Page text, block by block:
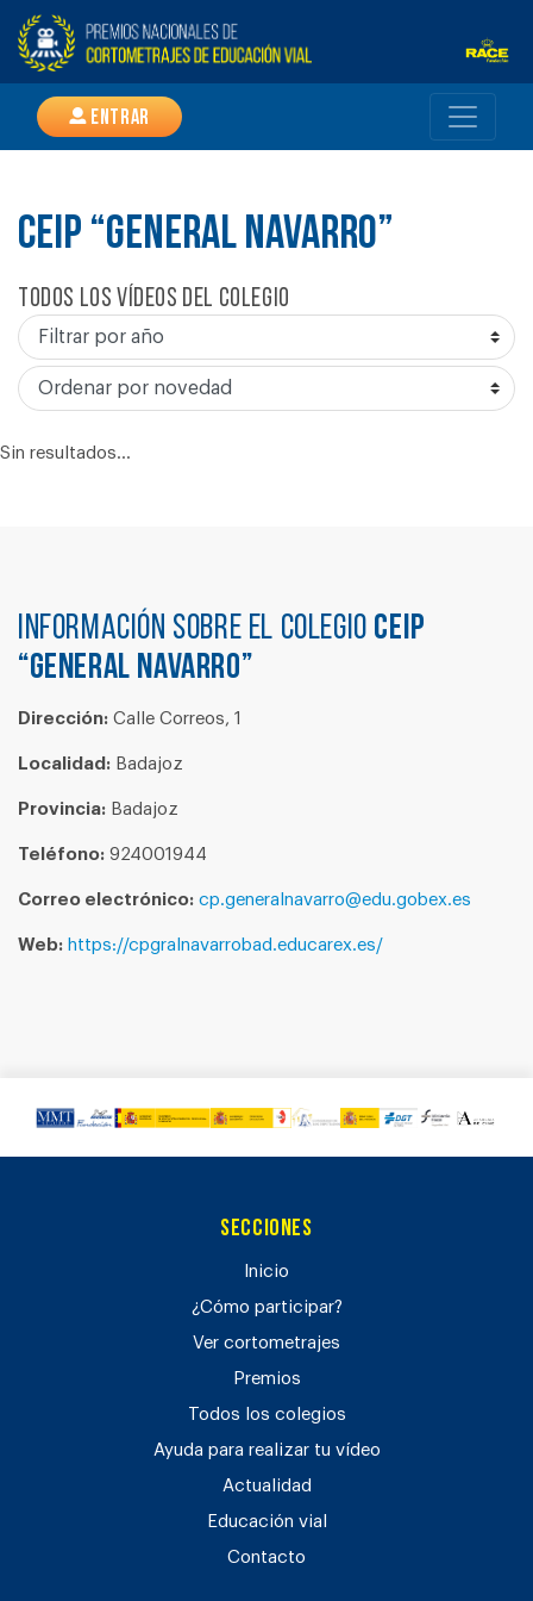
Entrar
CEIP “GENERAL NAVARRO”
Todos los vídeos del colegio
Sin resultados...
Información sobre el colegio CEIP
“GENERAL NAVARRO”
Dirección: Calle Correos, 1
Localidad: Badajoz
Provincia: Badajoz
Teléfono: 924001944
Correo electrónico: cp.generalnavarro@edu.gobex.es
Web: https://cpgralnavarrobad.educarex.es/
Secciones
Inicio
¿Cómo participar?
Ver cortometrajes
Premios
Todos los colegios
Ayuda para realizar tu vídeo
Actualidad
Educación vial
Contacto